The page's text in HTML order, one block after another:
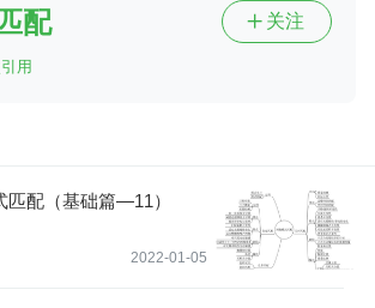
配
用
 关注
匹配（基础篇—11）
2022-01-05